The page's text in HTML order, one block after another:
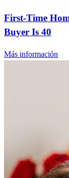
First-Time
Buyer Is 40
Más información
Preguntas
¿Cuánto